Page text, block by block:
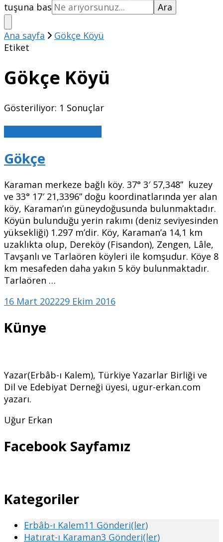
tuşuna bas
Ana sayfa
Gökçe Köyü
Etiket
Gökçe Köyü
Gösteriliyor: 1 Sonuçlar
Gökçe
Karaman merkeze bağlı köy. 37° 3′ 57,348” kuzey
ve 33° 17′ 21,3396” doğu koordinatlarında yer alan
köy, Karaman’ın güneydoğusunda bulunmaktadır.
Köyün bulunduğu yerin rakımı (deniz seviyesinden
yüksekliği) 1.297 m’dir. Köy, Karaman’a 14,1 km
uzaklıkta olup, Dereköy (Fisandon), Zengen, Lâle,
Tavşanlı ve Tarlaören köyleri ile komşudur. Köye 8
km mesafeden daha yakın 5 köy bulunmaktadır.
Tarlaören …
16 Mart 202229 Ekim 2016
Künye
Yazar(Erbâb-ı Kalem), Türkiye Yazarlar Birliği ve
Dil ve Edebiyat Derneği üyesi, ugur-erkan.com
yazarı.
Uğur Erkan
Facebook Sayfamız
Kategoriler
Erbâb-ı Kalem11 Gönderi(ler)
Hatırat-ı Karaman3 Gönderi(ler)